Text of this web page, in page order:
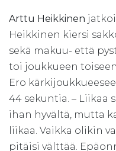
Arttu Heikkinen
Heikkinen kiersi
sekä makuu- että
toi joukkueen
Ero
44 sekuntia. – Liikaa
ihan hyvältä, mutta
liikaa. Vaikka olikin
pitäisi välttää.